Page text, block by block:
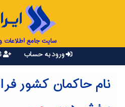
سایت جامع
ورود به حساب
نام حاکمان کشور